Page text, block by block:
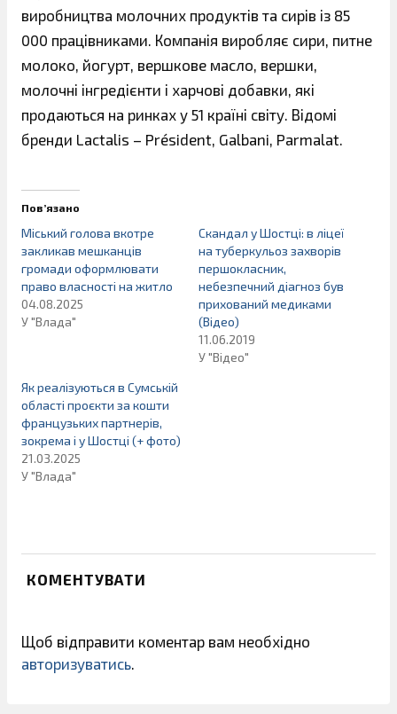
виробництва молочних продуктів та сирів із 85
000 працівниками. Компанія виробляє сири, питне
молоко, йогурт, вершкове масло, вершки,
молочні інгредієнти і харчові добавки, які
продаються на ринках у 51 країні світу. Відомі
бренди Lactalis – Président, Galbani, Parmalat.
Пов’язано
Міський голова вкотре
закликав мешканців
громади оформлювати
право власності на житло
04.08.2025
У "Влада"
Скандал у Шостці: в ліцеї
на туберкульоз захворів
першокласник,
небезпечний діагноз був
прихований медиками
(Відео)
11.06.2019
У "Відео"
Як реалізуються в Сумській
області проєкти за кошти
французьких партнерів,
зокрема і у Шостці (+ фото)
21.03.2025
У "Влада"
КОМЕНТУВАТИ
Щоб відправити коментар вам необхідно
авторизуватись